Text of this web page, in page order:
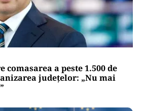
comasarea a peste 1.500 de
județelor: „Nu mai